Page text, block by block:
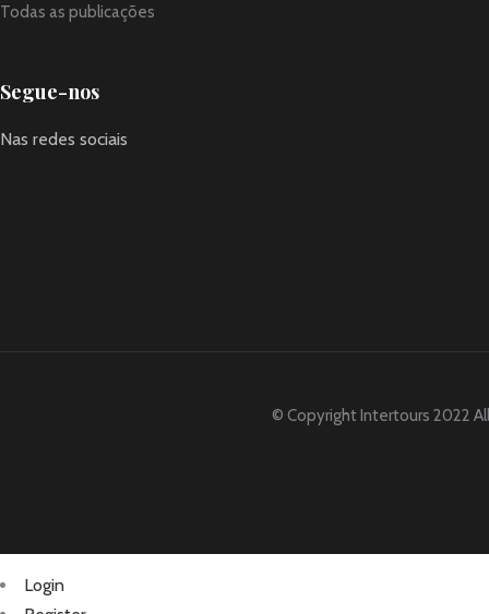
Todas as publicações
Segue-nos
Nas redes sociais
© Copyright Intertours 2022
Login